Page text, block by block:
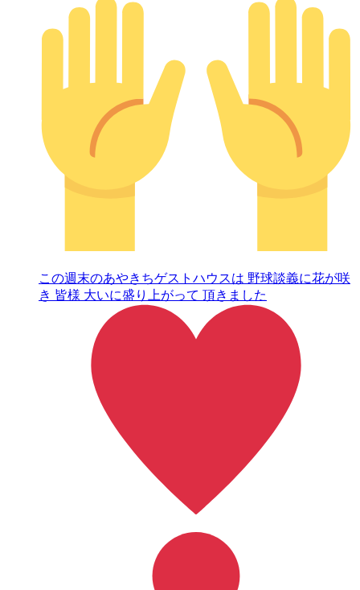
この週末のあやきちゲストハウスは 野球談義に花が咲
き 皆様 大いに盛り上がって 頂きました